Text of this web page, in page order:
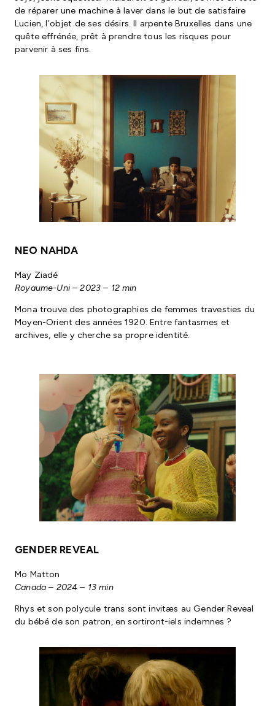
de réparer une machine à laver dans le but de satisfaire
Lucien, l’objet de ses désirs. Il arpente Bruxelles dans une
quête effrénée, prêt à prendre tous les risques pour
parvenir à ses fins.
NEO NAHDA
May Ziadé
Royaume-Uni – 2023 – 12 min
Mona trouve des photographies de femmes travesties du
Moyen-Orient des années 1920. Entre fantasmes et
archives, elle y cherche sa propre identité.
GENDER REVEAL
Mo Matton
Canada – 2024 – 13 min
Rhys et son polycule trans sont invitæs au Gender Reveal
du bébé de son patron, en sortiront-iels indemnes ?